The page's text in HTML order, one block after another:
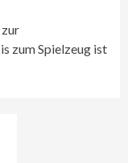
zum Spielzeug ist